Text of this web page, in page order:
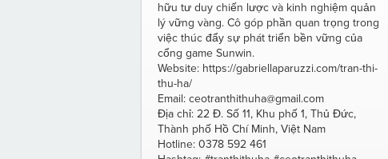
hữu tư duy chiến lược và kinh nghiệm quản
lý vững vàng. Cô góp phần quan trọng trong
việc thúc đẩy sự phát triển bền vững của
cổng game Sunwin.
Website: https://gabriellaparuzzi.com/tran-thi-
thu-ha/
Email: ceotranthithuha@gmail.com
Địa chỉ: 22 Đ. Số 11, Khu phố 1, Thủ Đức,
Thành phố Hồ Chí Minh, Việt Nam
Hotline: 0378 592 461